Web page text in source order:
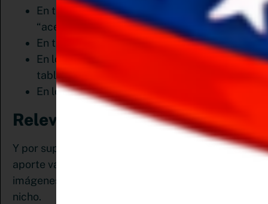
En tu Bío. Tanto en el nombre como en el
“acerca de”.
En tu nombre de usuario.
En los títulos y descripciones de tus
tableros.
En los títulos y descripciones de tus Pines.
Relevancia del contenido
Y por supuesto no olvides pinear contenido que
aporte valor y hacerlo con constancia. Utiliza
imágenes de calidad que se relacionen con tu
nicho.